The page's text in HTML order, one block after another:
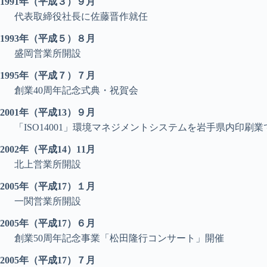
代表取締役社長に佐藤晋作就任
1993年（平成５）８月
盛岡営業所開設
1995年（平成７）７月
創業40周年記念式典・祝賀会
2001年（平成13）９月
「ISO14001」環境マネジメントシステムを岩手県内印刷
2002年（平成14）11月
北上営業所開設
2005年（平成17）１月
一関営業所開設
2005年（平成17）６月
創業50周年記念事業「松田隆行コンサート」開催
2005年（平成17）７月